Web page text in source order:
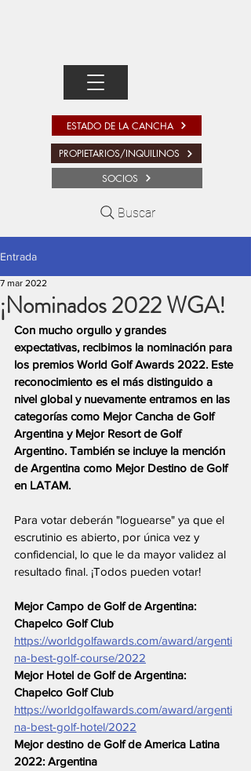
SOCIOS
ESTADO DE LA CANCHA
PROPIETARIOS/INQUILINOS
Buscar
Entrada
¡Nominados 2022 WGA!
7 mar 2022
Con mucho orgullo y grandes
expectativas, recibimos la nominación para
los premios World Golf Awards 2022. Este
reconocimiento es el más distinguido a
nivel global y nuevamente entramos en las
categorías como Mejor Cancha de Golf
Argentina y Mejor Resort de Golf
Argentino. También se incluye la mención
de Argentina como Mejor Destino de Golf
en LATAM.
Para votar deberán "loguearse" ya que el
escrutinio es abierto, por única vez y
confidencial, lo que le da mayor validez al
resultado final. ¡Todos pueden votar!
Mejor Campo de Golf de Argentina:
Chapelco Golf Club
https://worldgolfawards.com/award/argenti
na-best-golf-course/2022
Mejor Hotel de Golf de Argentina:
Chapelco Golf Club
https://worldgolfawards.com/award/argenti
na-best-golf-hotel/2022
Mejor destino de Golf de America Latina
2022: Argentina